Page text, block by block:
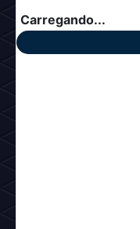
Carregando...